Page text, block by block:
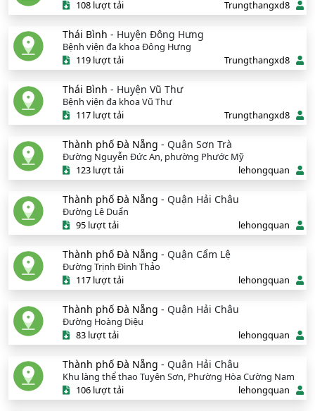
108 lượt tải
Trungthangxd8
Thái Bình - Huyện Đông Hưng
Bệnh viện đa khoa Đông Hưng
119 lượt tải
Trungthangxd8
Thái Bình - Huyện Vũ Thư
Bệnh viện đa khoa Vũ Thư
117 lượt tải
Trungthangxd8
Thành phố Đà Nẵng - Quận Sơn Trà
Đường Nguyễn Đức An, phường Phước Mỹ
123 lượt tải
lehongquan
Thành phố Đà Nẵng - Quận Hải Châu
Đường Lê Duẩn
95 lượt tải
lehongquan
Thành phố Đà Nẵng - Quận Cẩm Lệ
Đường Trịnh Đình Thảo
117 lượt tải
lehongquan
Thành phố Đà Nẵng - Quận Hải Châu
Đường Hoàng Diệu
83 lượt tải
lehongquan
Thành phố Đà Nẵng - Quận Hải Châu
Khu làng thể thao Tuyên Sơn, Phường Hòa Cường Nam
106 lượt tải
lehongquan